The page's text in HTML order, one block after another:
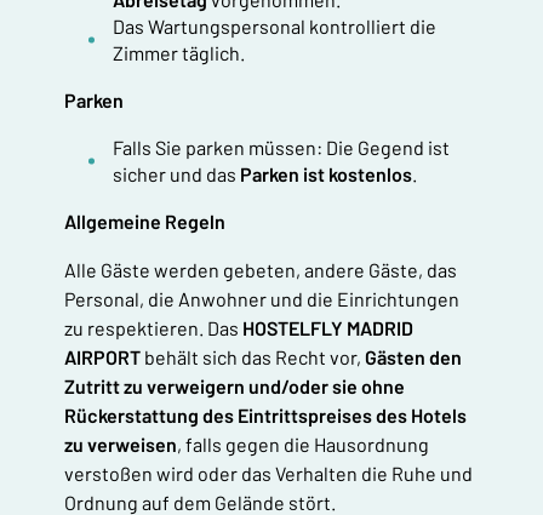
Das Wartungspersonal kontrolliert die
Zimmer täglich.
Parken
Falls Sie parken müssen: Die Gegend ist
sicher und das Parken ist kostenlos.
Allgemeine Regeln
Alle Gäste werden gebeten, andere Gäste, das
Personal, die Anwohner und die Einrichtungen
zu respektieren. Das HOSTELFLY MADRID
AIRPORT behält sich das Recht vor, Gästen den
Zutritt zu verweigern und/oder sie ohne
Rückerstattung des Eintrittspreises des Hotels
zu verweisen, falls gegen die Hausordnung
verstoßen wird oder das Verhalten die Ruhe und
Ordnung auf dem Gelände stört.